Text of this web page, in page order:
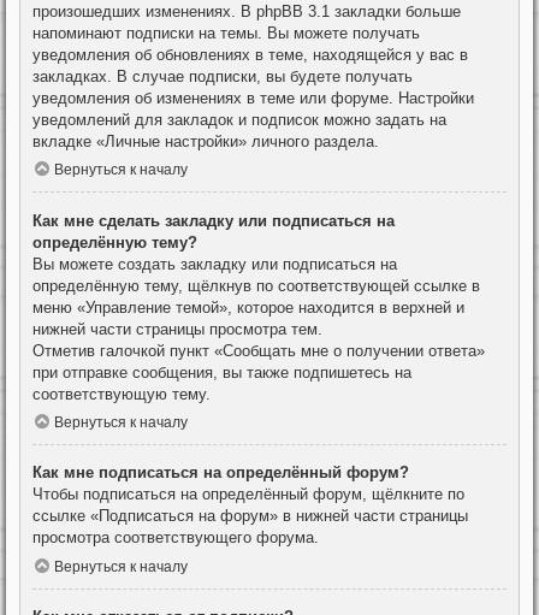
произошедших изменениях. В phpBB 3.1 закладки больше
напоминают подписки на темы. Вы можете получать
уведомления об обновлениях в теме, находящейся у вас в
закладках. В случае подписки, вы будете получать
уведомления об изменениях в теме или форуме. Настройки
уведомлений для закладок и подписок можно задать на
вкладке «Личные настройки» личного раздела.
Вернуться к началу
Как мне сделать закладку или подписаться на
определённую тему?
Вы можете создать закладку или подписаться на
определённую тему, щёлкнув по соответствующей ссылке в
меню «Управление темой», которое находится в верхней и
нижней части страницы просмотра тем.
Отметив галочкой пункт «Сообщать мне о получении ответа»
при отправке сообщения, вы также подпишетесь на
соответствующую тему.
Вернуться к началу
Как мне подписаться на определённый форум?
Чтобы подписаться на определённый форум, щёлкните по
ссылке «Подписаться на форум» в нижней части страницы
просмотра соответствующего форума.
Вернуться к началу